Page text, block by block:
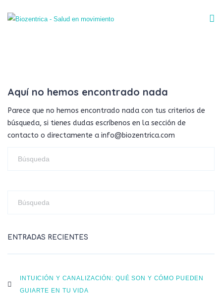
Aquí no hemos encontrado nada
Parece que no hemos encontrado nada con tus criterios de
búsqueda, si tienes dudas escríbenos en la sección de
contacto o directamente a info@biozentrica.com
ENTRADAS RECIENTES
INTUICIÓN Y CANALIZACIÓN: QUÉ SON Y CÓMO PUEDEN
GUIARTE EN TU VIDA